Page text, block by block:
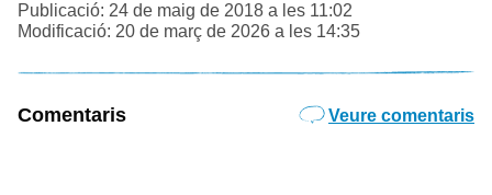
Publicació: 24 de maig de 2018 a les 11:02
Modificació: 20 de març de 2026 a les 14:35
Comentaris Veure comentaris